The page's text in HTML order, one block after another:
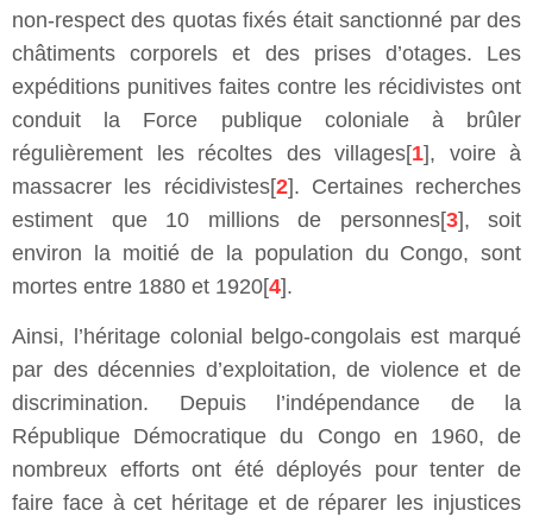
non-respect des quotas fixés était sanctionné par des
châtiments corporels et des prises d’otages. Les
expéditions punitives faites contre les récidivistes ont
conduit la Force publique coloniale à brûler
régulièrement les récoltes des villages[1], voire à
massacrer les récidivistes[2]. Certaines recherches
estiment que 10 millions de personnes[3], soit
environ la moitié de la population du Congo, sont
mortes entre 1880 et 1920[4].
Ainsi, l’héritage colonial belgo-congolais est marqué
par des décennies d’exploitation, de violence et de
discrimination. Depuis l’indépendance de la
République Démocratique du Congo en 1960, de
nombreux efforts ont été déployés pour tenter de
faire face à cet héritage et de réparer les injustices